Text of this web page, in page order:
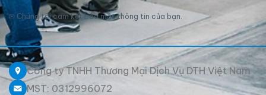
✉ Chúng tôi cam kết bảo mật thông tin của bạn.
Công ty TNHH Thương Mại Dịch Vụ DTH Việt Nam
MST: 0312996072